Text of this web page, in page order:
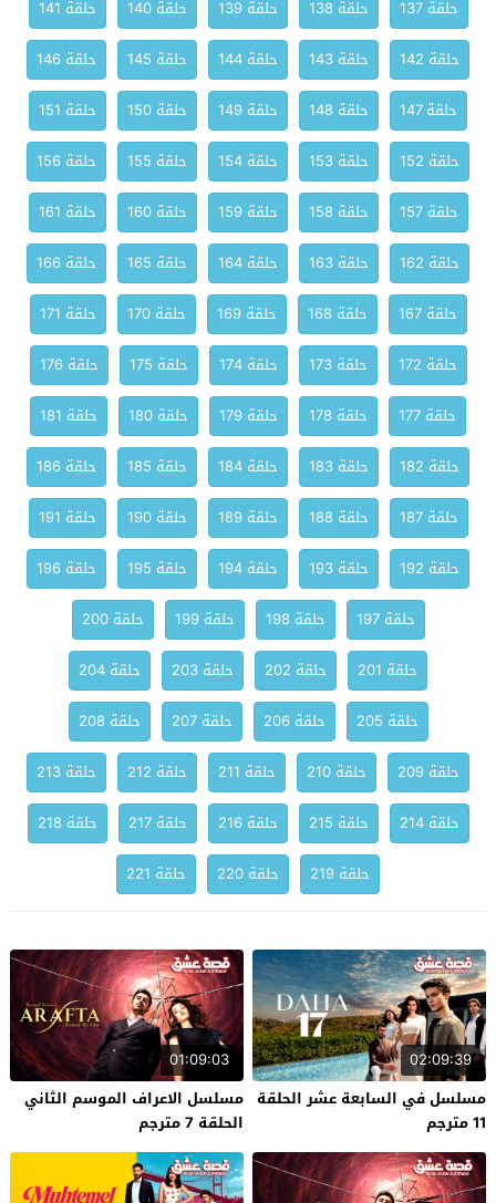
حلقة 137 حلقة 138 حلقة 139 حلقة 140
حلقة 141
حلقة 142
حلقة 143 حلقة 144 حلقة 145
حلقة 146
حلقة 147
حلقة 148 حلقة 149 حلقة 150
حلقة 151
حلقة 152
حلقة 153 حلقة 154 حلقة 155
حلقة 156
حلقة 157
حلقة 158 حلقة 159 حلقة 160
حلقة 161
حلقة 162
حلقة 163 حلقة 164 حلقة 165
حلقة 166
حلقة 167
حلقة 168 حلقة 169 حلقة 170
حلقة 171
حلقة 172
حلقة 173 حلقة 174 حلقة 175
حلقة 176
حلقة 177
حلقة 178 حلقة 179 حلقة 180
حلقة 181
حلقة 182
حلقة 183 حلقة 184 حلقة 185
حلقة 186
حلقة 187
حلقة 188 حلقة 189 حلقة 190
حلقة 191
حلقة 192
حلقة 193 حلقة 194 حلقة 195
حلقة 196
حلقة 197
حلقة 198 حلقة 199
حلقة 200
حلقة 201
حلقة 202 حلقة 203
حلقة 204
حلقة 205
حلقة 206 حلقة 207
حلقة 208
حلقة 209
حلقة 210 حلقة 211 حلقة 212
حلقة 213
حلقة 214
حلقة 215 حلقة 216 حلقة 217
حلقة 218
حلقة 219
حلقة 220 حلقة 221
02:09:39
مسلسل في السابعة عشر الحلقة
11 مترجم
01:09:03
مسلسل الاعراف الموسم الثاني
الحلقة 7 مترجم